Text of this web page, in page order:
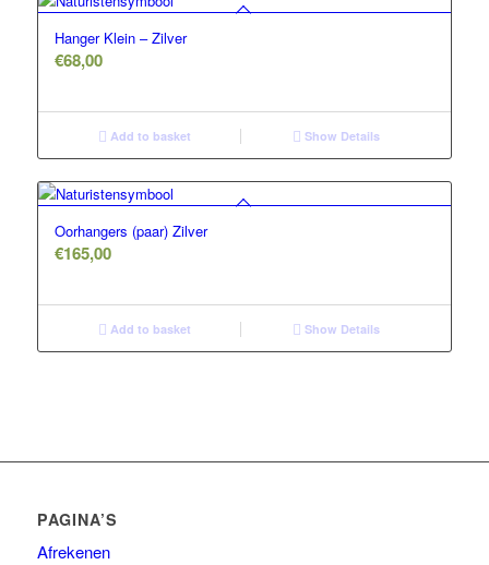
5.00
Hanger Klein – Zilver
€68,00
Add to basket Show Details
Oorhangers (paar) Zilver
€165,00
Add to basket Show Details
PAGINA’S
Afrekenen